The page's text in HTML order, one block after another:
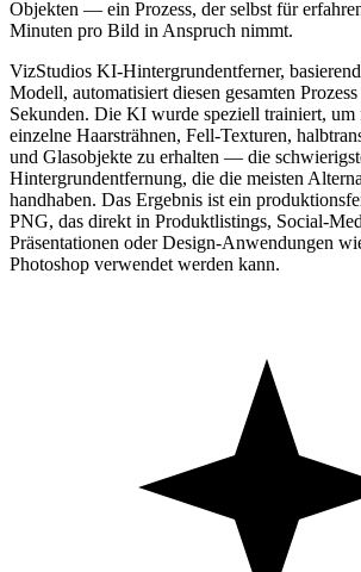
Objekten — ein Prozess, der selbst für
Minuten pro Bild in Anspruch nimmt.
VizStudios KI-Hintergrundentferner,
Modell, automatisiert diesen gesamten
Sekunden. Die KI wurde speziell trainiert,
einzelne Haarsträhnen, Fell-Texturen,
und Glasobjekte zu erhalten — die
Hintergrundentfernung, die die meisten
handhaben. Das Ergebnis ist ein
PNG, das direkt in Produktlistings, Social-
Präsentationen oder Design-Anwendungen
Photoshop verwendet werden kann.